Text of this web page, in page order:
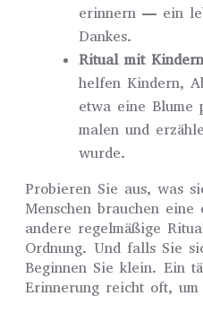
erinnern — ein
Dankes.
Ritual mit
helfen Kindern,
etwa eine Blume
malen und
wurde.
Probieren Sie aus, was
Menschen brauchen eine
andere regelmäßige
Ordnung. Und falls Sie
Beginnen Sie klein. Ein
Erinnerung reicht oft,